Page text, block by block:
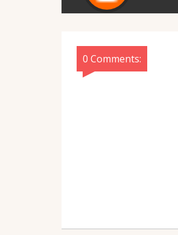
0 Comments: